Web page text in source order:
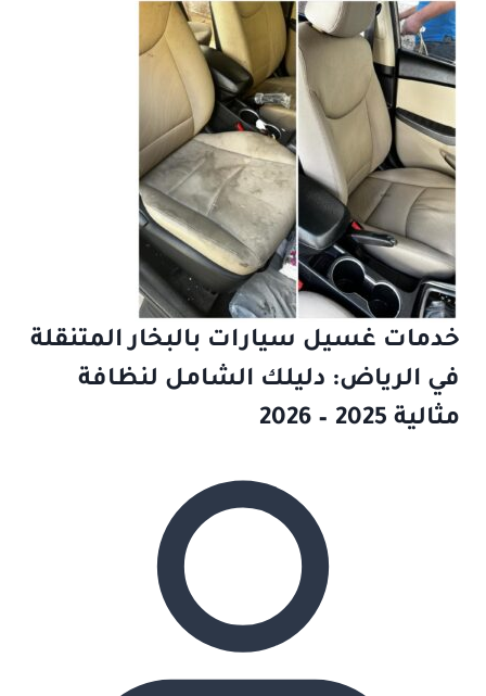
خدمات غسيل سيارات بالبخار المتنقلة
في الرياض: دليلك الشامل لنظافة
مثالية 2025 – 2026